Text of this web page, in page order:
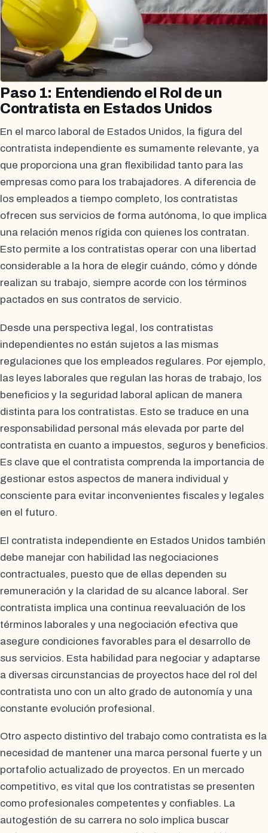
Paso 1: Entendiendo el Rol de un
Contratista en Estados Unidos
En el marco laboral de Estados Unidos, la figura del
contratista independiente es sumamente relevante, ya
que proporciona una gran flexibilidad tanto para las
empresas como para los trabajadores. A diferencia de
los empleados a tiempo completo, los contratistas
ofrecen sus servicios de forma autónoma, lo que implica
una relación menos rígida con quienes los contratan.
Esto permite a los contratistas operar con una libertad
considerable a la hora de elegir cuándo, cómo y dónde
realizan su trabajo, siempre acorde con los términos
pactados en sus contratos de servicio.
Desde una perspectiva legal, los contratistas
independientes no están sujetos a las mismas
regulaciones que los empleados regulares. Por ejemplo,
las leyes laborales que regulan las horas de trabajo, los
beneficios y la seguridad laboral aplican de manera
distinta para los contratistas. Esto se traduce en una
responsabilidad personal más elevada por parte del
contratista en cuanto a impuestos, seguros y beneficios.
Es clave que el contratista comprenda la importancia de
gestionar estos aspectos de manera individual y
consciente para evitar inconvenientes fiscales y legales
en el futuro.
El contratista independiente en Estados Unidos también
debe manejar con habilidad las negociaciones
contractuales, puesto que de ellas dependen su
remuneración y la claridad de su alcance laboral. Ser
contratista implica una continua reevaluación de los
términos laborales y una negociación efectiva que
asegure condiciones favorables para el desarrollo de
sus servicios. Esta habilidad para negociar y adaptarse
a diversas circunstancias de proyectos hace del rol del
contratista uno con un alto grado de autonomía y una
constante evolución profesional.
Otro aspecto distintivo del trabajo como contratista es la
necesidad de mantener una marca personal fuerte y un
portafolio actualizado de proyectos. En un mercado
competitivo, es vital que los contratistas se presenten
como profesionales competentes y confiables. La
autogestión de su carrera no solo implica buscar